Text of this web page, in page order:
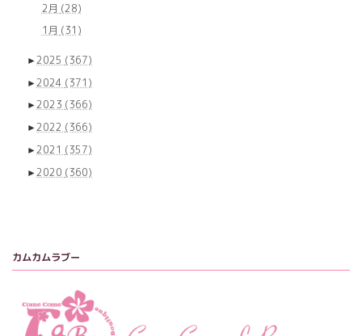
2月 (28)
1月 (31)
►2025 (367)
►2024 (371)
►2023 (366)
►2022 (366)
►2021 (357)
►2020 (360)
カムカムラブー